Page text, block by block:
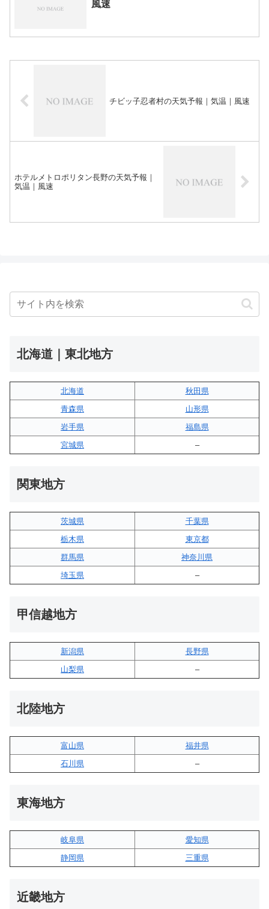
風速
チビッ子忍者村の天気予報｜気温｜風速
ホテルメトロポリタン長野の天気予報｜
気温｜風速
北海道｜東北地方
北海道
秋田県
青森県
山形県
岩手県
福島県
宮城県
–
関東地方
茨城県
千葉県
栃木県
東京都
群馬県
神奈川県
埼玉県
–
甲信越地方
新潟県
長野県
山梨県
–
北陸地方
富山県
福井県
石川県
–
東海地方
岐阜県
愛知県
静岡県
三重県
近畿地方